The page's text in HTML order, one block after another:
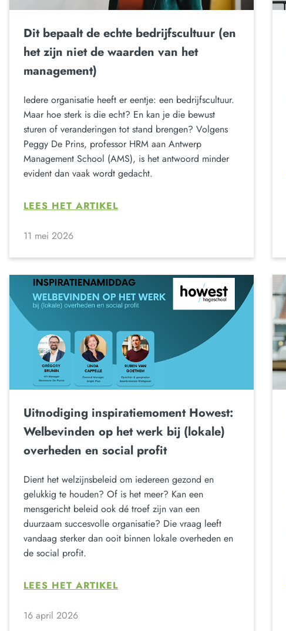
Dit bepaalt de echte bedrijfscultuur (en
het zijn niet de waarden van het
management)
Iedere organisatie heeft er eentje: een bedrijfscultuur.
Maar hoe sterk is die echt? En kan je die bewust
sturen of veranderingen tot stand brengen? Volgens
Peggy De Prins, professor HRM aan Antwerp
Management School (AMS), is het antwoord minder
evident dan vaak wordt gedacht.
LEES HET ARTIKEL
11 mei 2026
Uitnodiging inspiratiemoment Howest:
Welbevinden op het werk bij (lokale)
overheden en social profit
Dient het welzijnsbeleid om iedereen gezond en
gelukkig te houden? Of is het meer? Kan een
mensgericht beleid ook dé troef zijn van een
duurzaam succesvolle organisatie? Die vraag leeft
vandaag sterker dan ooit binnen lokale overheden en
de social profit.
LEES HET ARTIKEL
16 april 2026